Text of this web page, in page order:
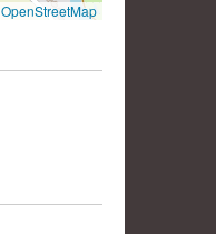
OpenStreetMap